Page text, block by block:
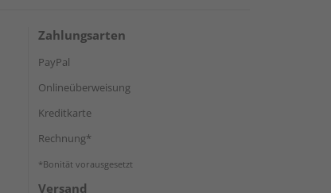
Zahlungsarten
PayPal
Onlineüberweisung
Kreditkarte
Rechnung*
*Bonität vorausgesetzt
Versand